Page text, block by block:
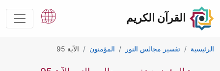
القرآن الكريم
الرئيسية تفسير مجالس النور المؤمنون الآية 95